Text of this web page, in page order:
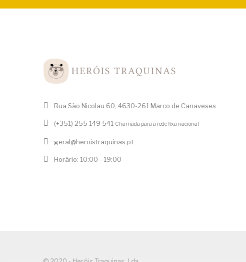
Rua São Nicolau 60, 4630-261 Marco de Canaveses
(+351) 255 149 541 Chamada para a rede fixa nacional
geral@heroistraquinas.pt
Horário: 10:00 - 19:00